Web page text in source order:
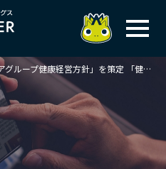
「インフロニアグループ健康経営方針」を策定 「健康経営アライアンス」に参画